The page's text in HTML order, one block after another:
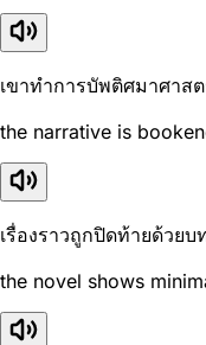
เขาทำการบัพติศมาศาสต
the narrative is
เรื่องราวถูกปิดท้ายด้วย
the novel shows